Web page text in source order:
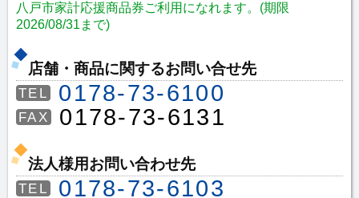
八戸市家計応援商品券ご利用になれます。(期限
2026/08/31まで)
店舗・商品に関するお問い合せ先
TEL 0178-73-6100
FAX 0178-73-6131
法人様用お問い合わせ先
TEL 0178-73-6103